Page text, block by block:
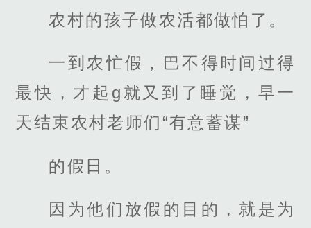
农村的孩子做农活都做怕了。
一到农忙假，巴不得时间过得
最快，才起g就又到了睡觉，早一
天结束农村老师们“有意蓄谋”
的假日。
因为他们放假的目的，就是为